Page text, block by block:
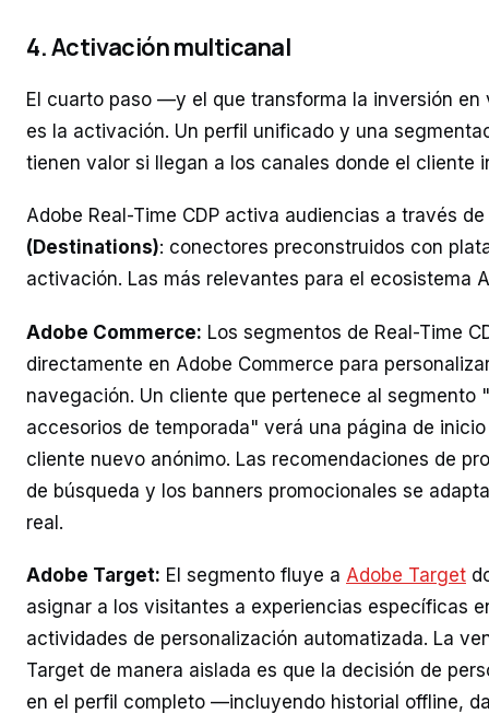
4. Activación multicanal
El cuarto paso —y el que transforma la inversión
es la activación. Un perfil unificado y una
tienen valor si llegan a los canales donde el cliente
Adobe Real-Time CDP activa audiencias a través de
(Destinations): conectores preconstruidos con
activación. Las más relevantes para el ecosistema
Adobe Commerce: Los segmentos de Real-Time
directamente en Adobe Commerce para
navegación. Un cliente que pertenece al segmento
accesorios de temporada" verá una página de
cliente nuevo anónimo. Las recomendaciones de
de búsqueda y los banners promocionales se
real.
Adobe Target: El segmento fluye a Adobe Target
asignar a los visitantes a experiencias específicas
actividades de personalización automatizada. La
Target de manera aislada es que la decisión de
en el perfil completo —incluyendo historial offline,